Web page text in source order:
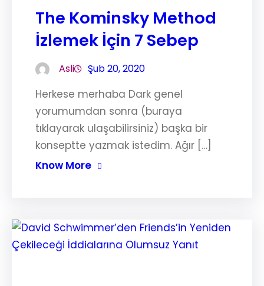
The Kominsky Method
İzlemek İçin 7 Sebep
Asli Şub 20, 2020
Herkese merhaba Dark genel
yorumumdan sonra (buraya
tıklayarak ulaşabilirsiniz) başka bir
konseptte yazmak istedim. Ağır […]
Know More